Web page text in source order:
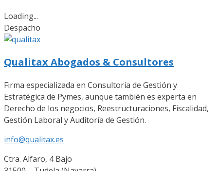
Loading...
Despacho
Qualitax Abogados & Consultores
Firma especializada en Consultoría de Gestión y
Estratégica de Pymes, aunque también es experta en
Derecho de los negocios, Reestructuraciones, Fiscalidad,
Gestión Laboral y Auditoría de Gestión.
info@qualitax.es
Ctra. Alfaro, 4 Bajo